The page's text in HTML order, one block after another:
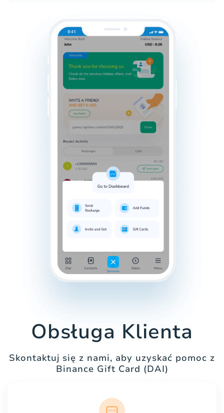
Obsługa Klienta
Skontaktuj się z nami, aby uzyskać pomoc z
Binance Gift Card (DAI)